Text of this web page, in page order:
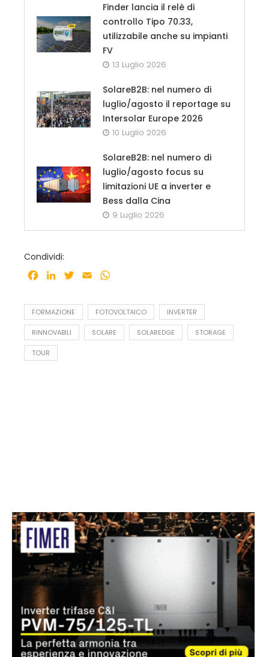
Finder lancia il relè di
controllo Tipo 70.33,
utilizzabile anche su impianti
FV
13 Luglio 2026
SolareB2B: nel numero di
luglio/agosto il reportage su
Intersolar Europe 2026
10 Luglio 2026
SolareB2B: nel numero di
luglio/agosto focus su
limitazioni UE a inverter e
Bess dalla Cina
9 Luglio 2026
Condividi:
Facebook
LinkedInTwitter
Email
FORMAZIONE FOTOVOLTAICO INVERTER
RINNOVABILI SOLARE SOLAREDGE STORAGE
TOUR